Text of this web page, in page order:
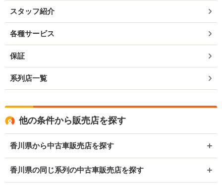
スタッフ紹介
各種サービス
保証
系列店一覧
他の条件から販売店を探す
香川県から中古車販売店を探す
香川県の同じ系列の中古車販売店を探す